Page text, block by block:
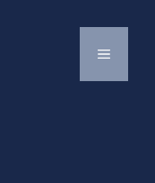
MENU